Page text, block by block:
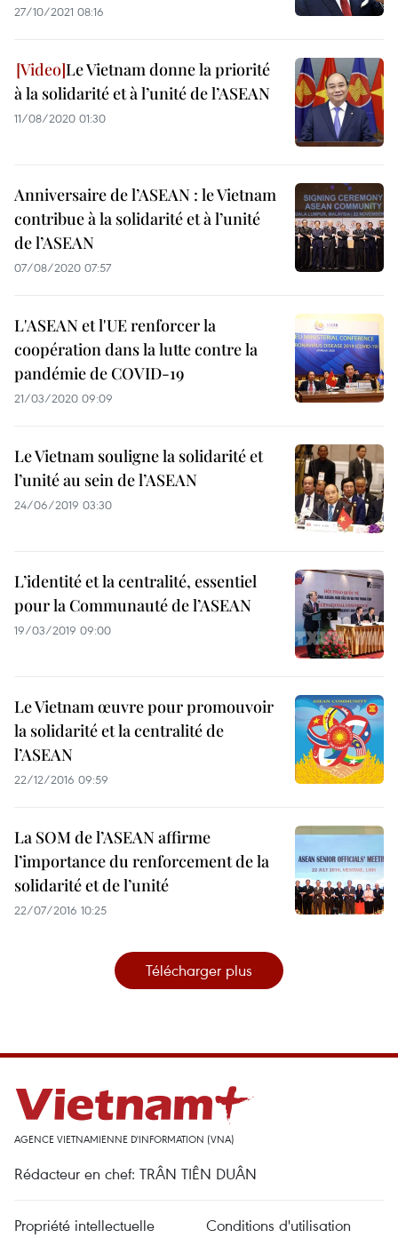
27/10/2021 08:16
Le Vietnam donne la priorité
à la solidarité et à l’unité de l’ASEAN
11/08/2020 01:30
Anniversaire de l’ASEAN : le Vietnam
contribue à la solidarité et à l’unité
de l’ASEAN
07/08/2020 07:57
L'ASEAN et l'UE renforcer la
coopération dans la lutte contre la
pandémie de COVID-19
21/03/2020 09:09
Le Vietnam souligne la solidarité et
l’unité au sein de l’ASEAN
24/06/2019 03:30
L’identité et la centralité, essentiel
pour la Communauté de l’ASEAN
19/03/2019 09:00
Le Vietnam œuvre pour promouvoir
la solidarité et la centralité de
l’ASEAN
22/12/2016 09:59
La SOM de l’ASEAN affirme
l’importance du renforcement de la
solidarité et de l’unité
22/07/2016 10:25
Télécharger plus
AGENCE VIETNAMIENNE D'INFORMATION (VNA)
Rédacteur en chef: TRÂN TIÊN DUÂN
Propriété intellectuelle Conditions d'utilisation